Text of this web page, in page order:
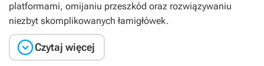
platformami, omijaniu przeszkód oraz rozwiązywaniu
niezbyt skomplikowanych łamigłówek.
Czytaj więcej